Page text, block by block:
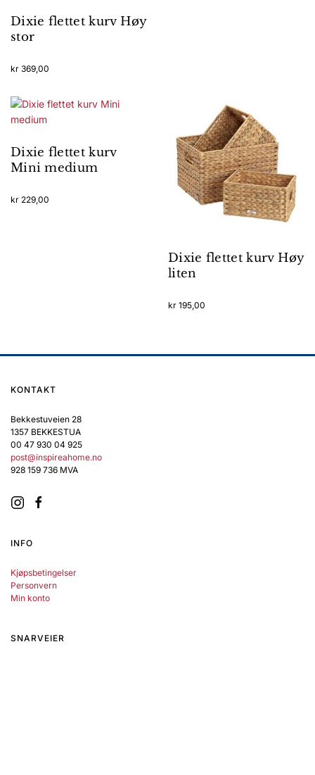
Dixie flettet kurv Høy
stor
kr 369,00
Dixie flettet kurv
Mini medium
kr 229,00
Dixie flettet kurv Høy
liten
kr 195,00
KONTAKT
Bekkestuveien 28
1357 BEKKESTUA
00 47 930 04 925
post@inspireahome.no
928 159 736 MVA
INFO
Kjøpsbetingelser
Personvern
Min konto
SNARVEIER